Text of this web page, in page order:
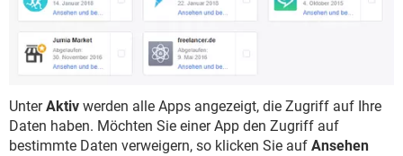
UnterAktiv werden alle Apps angezeigt, die Zugriff auf Ihre
Daten haben. Möchten Sie einer App den Zugriff auf
bestimmte Daten verweigern, so klicken Sie auf Ansehen